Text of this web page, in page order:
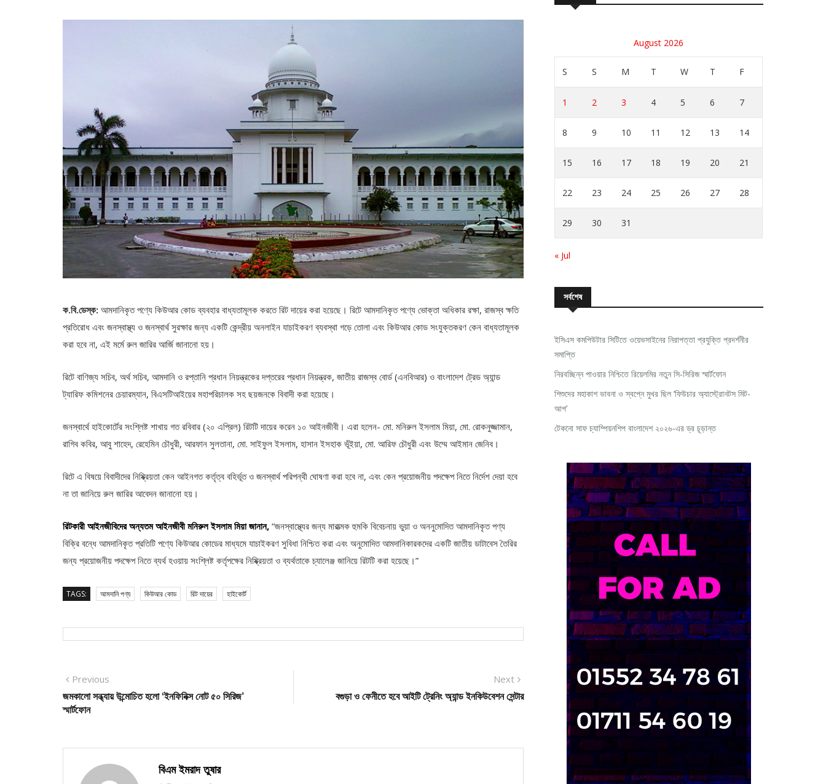
ক.বি.ডেস্ক: আমদানিকৃত পণ্যে কিউআর কোড ব্যবহার বাধ্যতামূলক করতে রিট দায়ের করা হয়েছে। রিটে আমদানিকৃত পণ্যে ভোক্তা অধিকার রক্ষা, রাজস্ব ক্ষতি
প্রতিরোধ এবং জনস্বাস্থ্য ও জনস্বার্থ সুরক্ষার জন্য একটি কেন্দ্রীয় অনলাইন যাচাইকরণ ব্যবস্থা গড়ে তোলা এবং কিউআর কোড সংযুক্তকরণ কেন বাধ্যতামূলক
করা হবে না, এই মর্মে রুল জারির আর্জি জানানো হয়।
রিটে বাণিজ্য সচিব, অর্থ সচিব, আমদানি ও রপ্তানি প্রধান নিয়ন্ত্রকের দপ্তরের প্রধান নিয়ন্ত্রক, জাতীয় রাজস্ব বোর্ড (এনবিআর) ও বাংলাদেশ ট্রেড অ্যান্ড
ট্যারিফ কমিশনের চেয়ারম্যান, বিএসটিআইয়ের মহাপরিচালক সহ ছয়জনকে বিবাদী করা হয়েছে।
জনস্বার্থে হাইকোর্টের সংশ্লিষ্ট শাখায় গত রবিবার (২০ এপ্রিল) রিটটি দায়ের করেন ১০ আইনজীবী। এরা হলেন- মো. মনিরুল ইসলাম মিয়া, মো. রোকনুজ্জামান,
রাগিব কবির, আবু শাহেদ, রেহেমিন চৌধুরী, আরফান সুলতানা, মো. সাইফুল ইসলাম, হাসান ইসহাক ভূঁইয়া, মো. আরিফ চৌধুরী এবং উম্মে আইমান জেনিব।
রিটে এ বিষয়ে বিবাদীদের নিষ্ক্রিয়তা কেন আইনগত কর্তৃত্ব বহির্ভূত ও জনস্বার্থ পরিপন্থী ঘোষণা করা হবে না, এবং কেন প্রয়োজনীয় পদক্ষেপ নিতে নির্দেশ দেয়া হবে
না তা জানিয়ে রুল জারির আবেদন জানানো হয়।
রিটকারী আইনজীবিদের অন্যতম আইনজীবী মনিরুল ইসলাম মিয়া জানান, “জনস্বাস্থ্যের জন্য মারাত্মক হুমকি বিবেচনায় ভুয়া ও অননুমোদিত আমদানিকৃত পণ্য
বিক্রি বন্ধে আমদানিকৃত প্রতিটি পণ্যে কিউআর কোডের মাধ্যমে যাচাইকরণ সুবিধা নিশ্চিত করা এবং অনুমোদিত আমদানিকারকদের একটি জাতীয় ডাটাবেস তৈরির
জন্য প্রয়োজনীয় পদক্ষেপ নিতে ব্যর্থ হওয়ায় সংশ্লিষ্ট কর্তৃপক্ষের নিষ্ক্রিয়তা ও ব্যর্থতাকে চ্যালেঞ্জ জানিয়ে রিটটি করা হয়েছে।”
TAGS: আমদানি পণ্য কিউআর কোড রিট দায়ের হাইকোর্ট
Post
navigation
Previous
post:
জমকালো সন্ধ্যায় উন্মোচিত হলো ‘ইনফিনিক্স নোট ৫০ সিরিজ’
স্মার্টফোন
Next
post:
বগুড়া ও ফেনীতে হবে আইটি ট্রেনিং অ্যান্ড ইনকিউবেশন সেন্টার
বিএম ইমরাদ তুষার
August 2026
S S M T W T F
1 2 3 4 5 6 7
8 9 10 11 12 13 14
15 16 17 18 19 20 21
22 23 24 25 26 27 28
29 30 31
« Jul
সর্বশেষ
ইসিএস কমপিউটার সিটিতে ওয়েভসাইনের নিরাপত্তা প্রযুক্তি প্রদর্শনীর
সমাপ্তি
নিরবচ্ছিন্ন পাওয়ার নিশ্চিতে রিয়েলমির নতুন সি-সিরিজ স্মার্টফোন
শিশুদের মহাকাশ ভাবনা ও স্বপ্নে মুখর ছিল ‘ফিউচার অ্যাস্ট্রোনটস মিট-
আপ’
টেকনো সাফ চ্যাম্পিয়নশিপ বাংলাদেশ ২০২৬-এর ড্র চূড়ান্ত